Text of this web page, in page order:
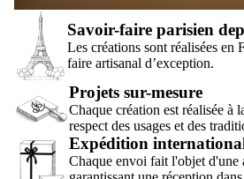
Savoir-faire parisien
Les créations sont réalisées en
faire artisanal d’exception.
Projets sur-mesure
Chaque création est réalisée à
respect des usages et des
Expédition
Chaque envoi fait l'objet d'une